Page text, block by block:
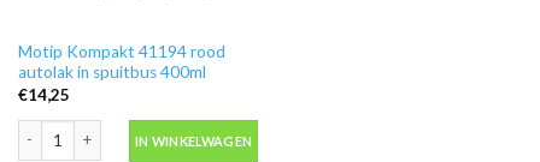
Motip Kompakt 41194 rood
autolak in spuitbus 400ml
€14,25
IN WINKELWAGEN